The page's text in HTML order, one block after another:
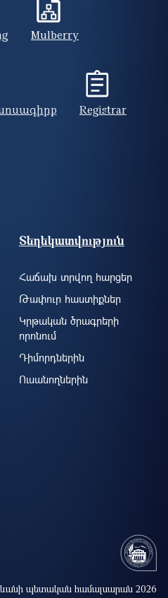
Mulberry
Registrar
Տեղեկատվություն
Հաճախ տրվող հարցեր
Թափուր հաստիքներ
Կրթական ծրագրերի
որոնում
Դիմորդներին
Ուսանողներին
պետական համալսարան 2026